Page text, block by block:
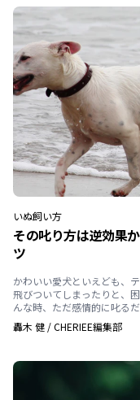
いぬ飼い方
その叱り方は逆効果
ツ
かわいい愛犬といえども、
飛びついてしまったりと、
んな時、ただ感情的に叱る
轟木 健 /CHERIEE編集部